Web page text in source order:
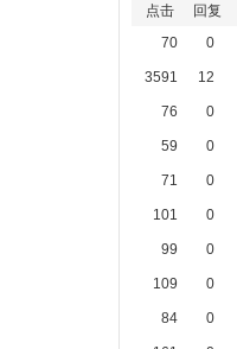
点击 回复
70
0
3591 12
76 0
59 0
71 0
101 0
99 0
109 0
84 0